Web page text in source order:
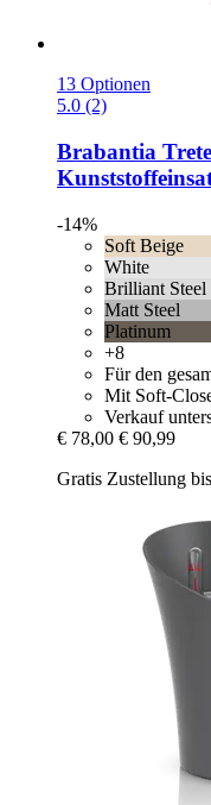
13 Optionen
5.0 (2)
Brabantia
-14%
Soft Beige
White
Brilliant Steel
Matt Steel
Platinum
+8
Für den
Mit Soft-
Verkauf
€ 78,00 € 90,99
Gratis Zustellung